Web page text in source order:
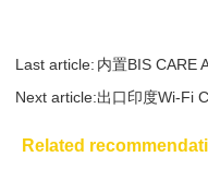
Last article: 内置BIS CARE
Next article:出口印度Wi-Fi
Related